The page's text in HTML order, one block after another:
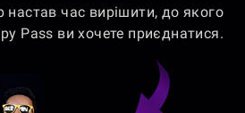
настав час вирішити, до якого
Pass ви хочете приєднатися.